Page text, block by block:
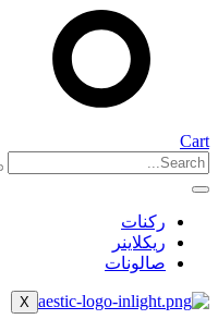
Cart
ركنات
ريكلاينر
صالونات
X